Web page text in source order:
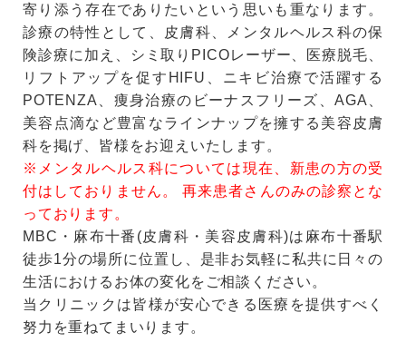
寄り添う存在でありたいという思いも重なります。
診療の特性として、皮膚科、メンタルヘルス科の保
険診療に加え、シミ取りPICOレーザー、医療脱毛、
リフトアップを促すHIFU、ニキビ治療で活躍する
POTENZA、痩身治療のビーナスフリーズ、AGA、
美容点滴など豊富なラインナップを擁する美容皮膚
科を掲げ、皆様をお迎えいたします。
※メンタルヘルス科については現在、新患の方の受
付はしておりません。 再来患者さんのみの診察とな
っております。
MBC・麻布十番(皮膚科・美容皮膚科)は麻布十番駅
徒歩1分の場所に位置し、是非お気軽に私共に日々の
生活におけるお体の変化をご相談ください。
当クリニックは皆様が安心できる医療を提供すべく
努力を重ねてまいります。